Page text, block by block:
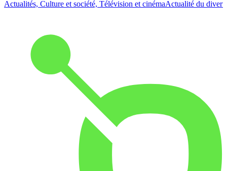
Actualités, Culture et société, Télévision et cinémaActualité du